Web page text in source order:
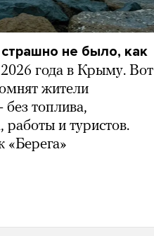
не было, как
года в Крыму. Вот
жители
без топлива,
работы и туристов.
«Берега»